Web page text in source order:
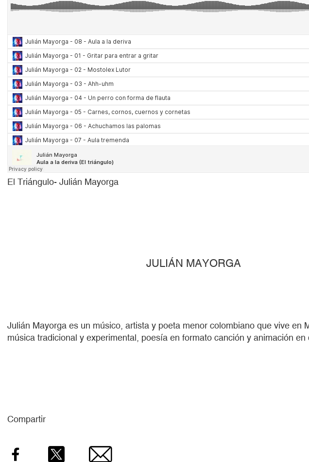
El Triángulo- Julián Mayorga
JULIÁN MAYORGA
Julián Mayorga es un músico, artista y poeta menor colombiano que vive en
música tradicional y experimental, poesía en formato canción y animación en
Compartir
Facebook Email